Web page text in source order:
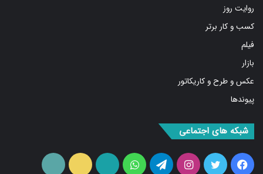
روایت روز
کسب و کار برتر
فیلم
بازار
عکس و طرح و کاریکاتور
پیوندها
شبکه های اجتماعی
فیس
توییتر اینستاگرامتلگرام واتس
آپارات ایتا